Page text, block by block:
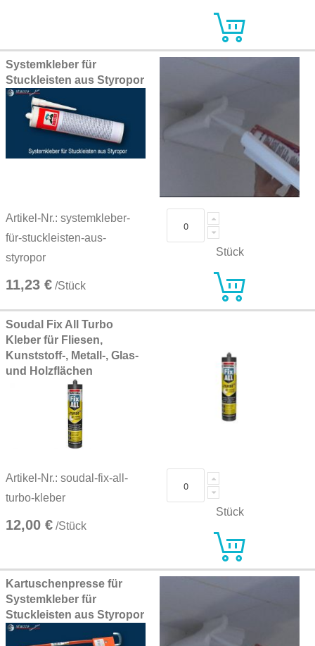
Systemkleber für
Stuckleisten aus Styropor
Artikel-Nr.: systemkleber-
für-stuckleisten-aus-
styropor
11,23 € /Stück
Stück
Soudal Fix All Turbo
Kleber für Fliesen,
Kunststoff-, Metall-, Glas-
und Holzflächen
Artikel-Nr.: soudal-fix-all-
turbo-kleber
12,00 € /Stück
Stück
Kartuschenpresse für
Systemkleber für
Stuckleisten aus Styropor